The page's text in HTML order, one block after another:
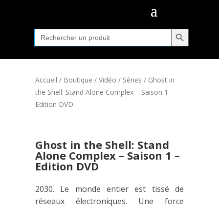
Search
for:
Search Button
Accueil / Boutique / Vidéo / Séries / Ghost in
the Shell: Stand Alone Complex – Saison 1 –
Edition DVD
Ghost in the Shell: Stand
Alone Complex – Saison 1 –
Edition DVD
2030. Le monde entier est tissé de
réseaux électroniques. Une force